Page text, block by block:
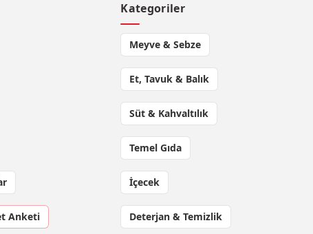
Anketi
Kategoriler
Meyve & Sebze
Et, Tavuk & Balık
Süt & Kahvaltılık
Temel Gıda
İçecek
Deterjan & Temizlik